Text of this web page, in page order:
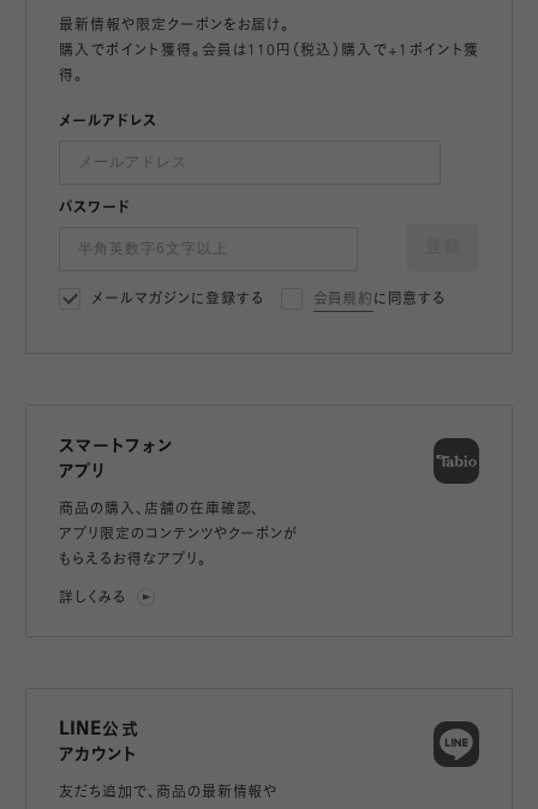
最新情報や限定クーポンをお届け。
購入でポイント獲得。会員は110円（税込）購入で+1ポイント獲
得。
メールアドレス
パスワード
メールマガジンに登録する 会員規約 に同意する
スマートフォン
アプリ
商品の購入、店舗の在庫確認、
アプリ限定のコンテンツやクーポンが
もらえるお得なアプリ。
詳しくみる
LINE公式
アカウント
友だち追加で、 商品の最新情報や